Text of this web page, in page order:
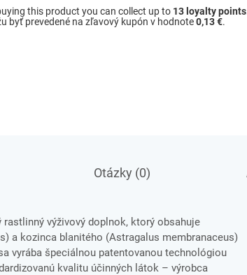
this product you can collect up to 13 loyalty points
byť prevedené na zľavový kupón v hodnote0,13 €.
Otázky (0)
výživový doplnok, ktorý obsahuje
a kozinca blanitého (Astragalus membranaceus)
vyrába špeciálnou patentovanou technológiou
kvalitu účinných látok – výrobca